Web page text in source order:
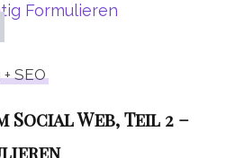
SEO
Social Web, Teil 2 –